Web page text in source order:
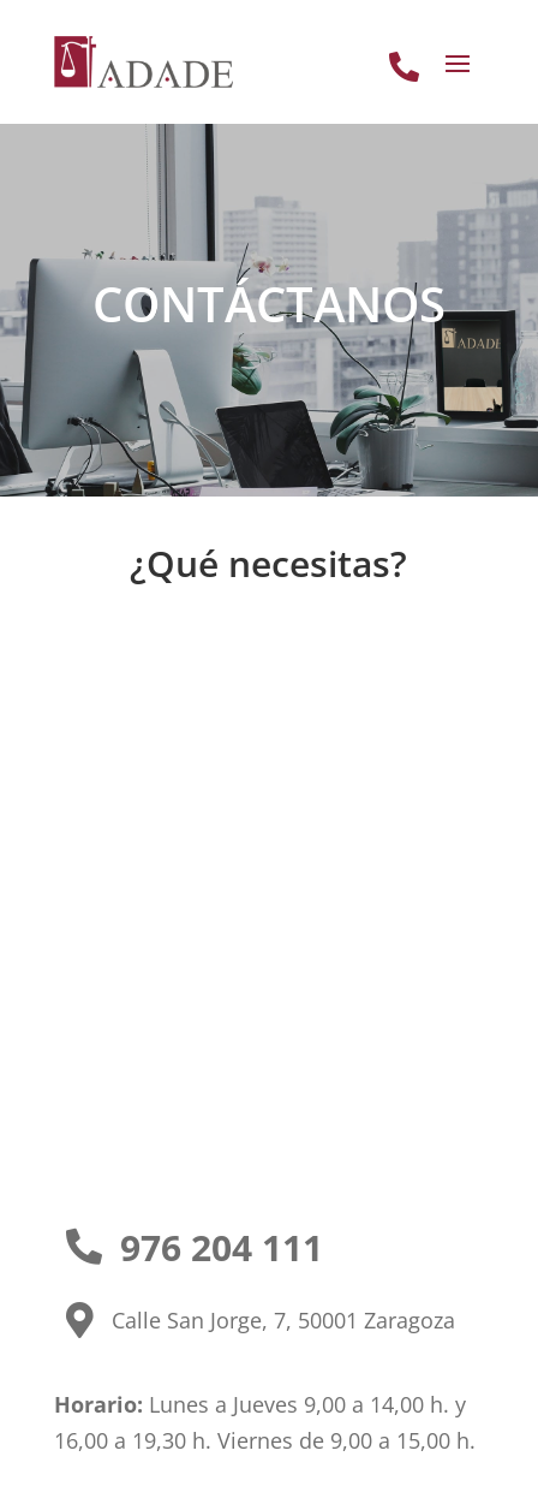

CONTÁCTANOS
 976 204 111
 Calle San Jorge, 7, 50001 Zaragoza
Horario: Lunes a Jueves 9,00 a 14,00 h. y
16,00 a 19,30 h. Viernes de 9,00 a 15,00 h.
¿Qué necesitas?